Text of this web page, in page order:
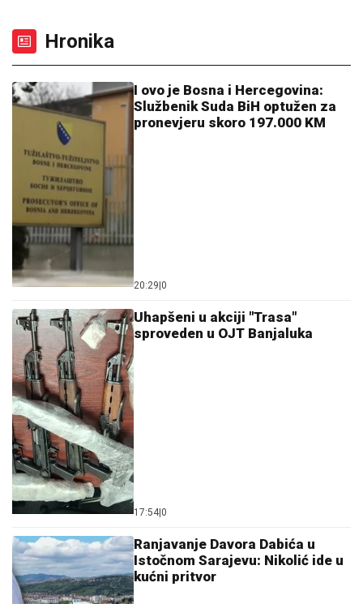
Hronika
I ovo je Bosna i Hercegovina:
Službenik Suda BiH optužen za
pronevjeru skoro 197.000 KM
20:29 0
Uhapšeni u akciji "Trasa"
sproveden u OJT Banjaluka
17:54 0
Ranjavanje Davora Dabića u
Istočnom Sarajevu: Nikolić ide u
kućni pritvor